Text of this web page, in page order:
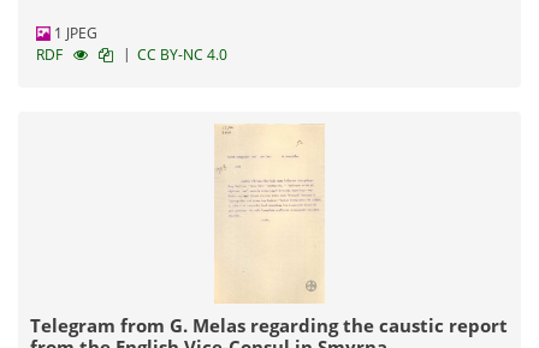
1 JPEG
RDF
| CC BY-NC 4.0
Telegram from G. Melas regarding the caustic report